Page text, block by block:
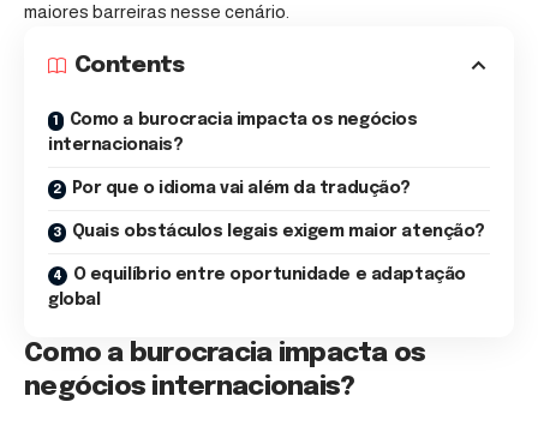
maiores barreiras nesse cenário.
Contents
Como a burocracia impacta os negócios
internacionais?
Por que o idioma vai além da tradução?
Quais obstáculos legais exigem maior atenção?
O equilíbrio entre oportunidade e adaptação
global
Como a burocracia impacta os
negócios internacionais?